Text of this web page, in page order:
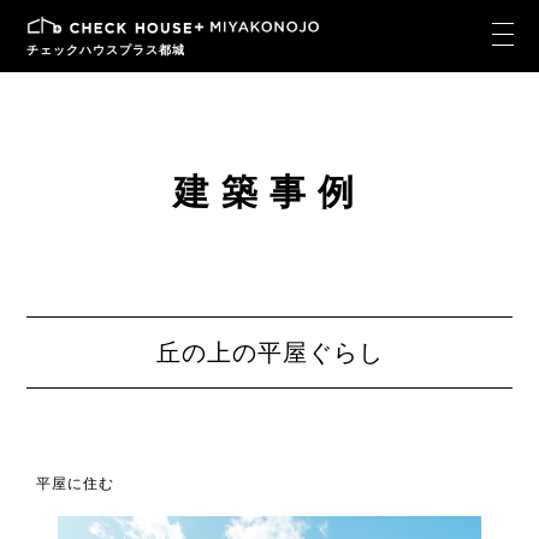
チェックハウスプラス都城
建築事例
丘の上の平屋ぐらし
平屋に住む